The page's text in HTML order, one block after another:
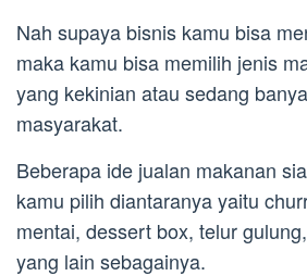
Nah supaya bisnis kamu bisa
maka kamu bisa memilih jenis
yang kekinian atau sedang
masyarakat.
Beberapa ide jualan makanan
kamu pilih diantaranya yaitu
mentai, dessert box, telur
yang lain sebagainya.